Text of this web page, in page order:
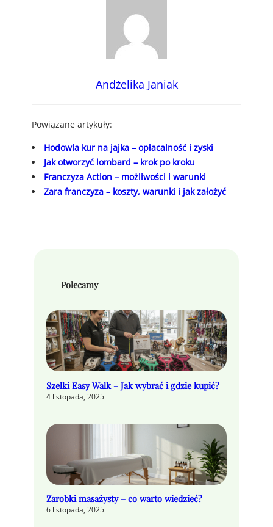
Andżelika Janiak
Powiązane artykuły:
Hodowla kur na jajka – opłacalność i zyski
Jak otworzyć lombard – krok po kroku
Franczyza Action – możliwości i warunki
Zara franczyza – koszty, warunki i jak założyć
Polecamy
Szelki Easy Walk – Jak wybrać i gdzie kupić?
4 listopada, 2025
Zarobki masażysty – co warto wiedzieć?
6 listopada, 2025